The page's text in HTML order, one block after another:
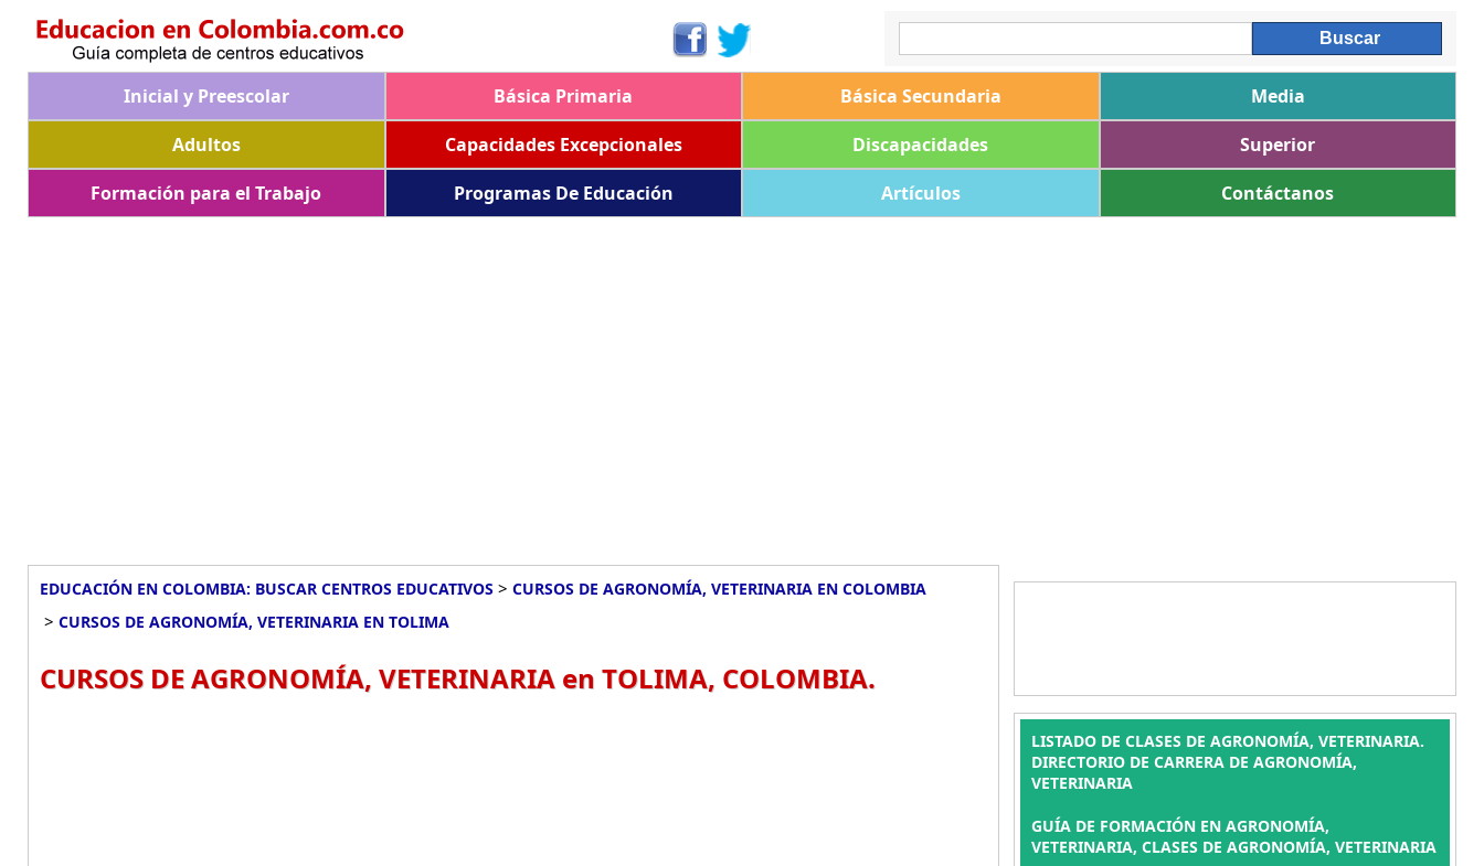
Inicial y Preescolar Básica Primaria Básica Secundaria
Media
Adultos
Capacidades Excepcionales Discapacidades
Superior
Formación para el Trabajo
Programas De Educación Artículos Contáctanos
EDUCACIÓN EN COLOMBIA: BUSCAR CENTROS EDUCATIVOS > CURSOS DE AGRONOMÍA, VETERINARIA EN COLOMBIA
> CURSOS DE AGRONOMÍA, VETERINARIA EN TOLIMA
CURSOS DE AGRONOMÍA, VETERINARIA en TOLIMA, COLOMBIA.
LISTADO DE CLASES DE AGRONOMÍA, VETERINARIA.
DIRECTORIO DE CARRERA DE AGRONOMÍA,
VETERINARIA
GUÍA DE FORMACIÓN EN AGRONOMÍA,
VETERINARIA, CLASES DE AGRONOMÍA, VETERINARIA